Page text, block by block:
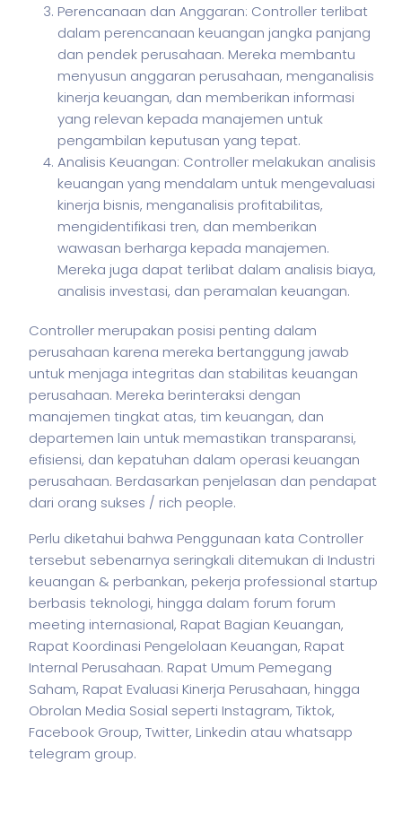
Perencanaan dan Anggaran: Controller terlibat
dalam perencanaan keuangan jangka panjang
dan pendek perusahaan. Mereka membantu
menyusun anggaran perusahaan, menganalisis
kinerja keuangan, dan memberikan informasi
yang relevan kepada manajemen untuk
pengambilan keputusan yang tepat.
Analisis Keuangan: Controller melakukan analisis
keuangan yang mendalam untuk mengevaluasi
kinerja bisnis, menganalisis profitabilitas,
mengidentifikasi tren, dan memberikan
wawasan berharga kepada manajemen.
Mereka juga dapat terlibat dalam analisis biaya,
analisis investasi, dan peramalan keuangan.
Controller merupakan posisi penting dalam
perusahaan karena mereka bertanggung jawab
untuk menjaga integritas dan stabilitas keuangan
perusahaan. Mereka berinteraksi dengan
manajemen tingkat atas, tim keuangan, dan
departemen lain untuk memastikan transparansi,
efisiensi, dan kepatuhan dalam operasi keuangan
perusahaan. Berdasarkan penjelasan dan pendapat
dari orang sukses / rich people.
Perlu diketahui bahwa Penggunaan kata Controller
tersebut sebenarnya seringkali ditemukan di Industri
keuangan & perbankan, pekerja professional startup
berbasis teknologi, hingga dalam forum forum
meeting internasional, Rapat Bagian Keuangan,
Rapat Koordinasi Pengelolaan Keuangan, Rapat
Internal Perusahaan. Rapat Umum Pemegang
Saham, Rapat Evaluasi Kinerja Perusahaan, hingga
Obrolan Media Sosial seperti Instagram, Tiktok,
Facebook Group, Twitter, Linkedin atau whatsapp
telegram group.